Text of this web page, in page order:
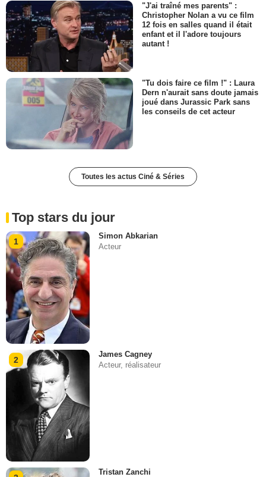
"J'ai traîné mes parents" :
Christopher Nolan a vu ce film
12 fois en salles quand il était
enfant et il l'adore toujours
autant !
"Tu dois faire ce film !" : Laura
Dern n'aurait sans doute jamais
joué dans Jurassic Park sans
les conseils de cet acteur
Toutes les actus Ciné & Séries
Top stars du jour
1
Simon Abkarian
Acteur
2
James Cagney
Acteur, réalisateur
Tristan Zanchi